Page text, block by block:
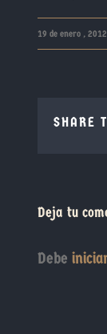
19 de enero , 2012
SHARE
Deja tu
Debe